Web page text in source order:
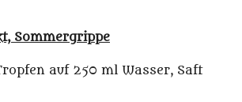
Sommergrippe
auf 250 ml Wasser, Saft